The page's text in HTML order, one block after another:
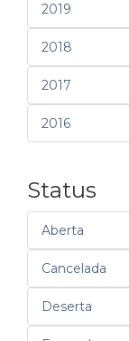
2019
2018
2017
2016
Status
Aberta
Cancelada
Deserta